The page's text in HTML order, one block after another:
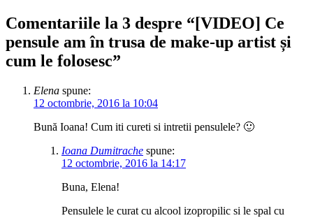
Comentariile la 3 despre “[VIDEO] Ce
pensule am în trusa de make-up artist și
cum le folosesc”
Elena spune:
12 octombrie, 2016 la 10:04
Bună Ioana! Cum iti cureti si intretii pensulele? 🙂
Ioana Dumitrache spune:
12 octombrie, 2016 la 14:17
Buna, Elena!
Pensulele le curat cu alcool izopropilic si le spal cu